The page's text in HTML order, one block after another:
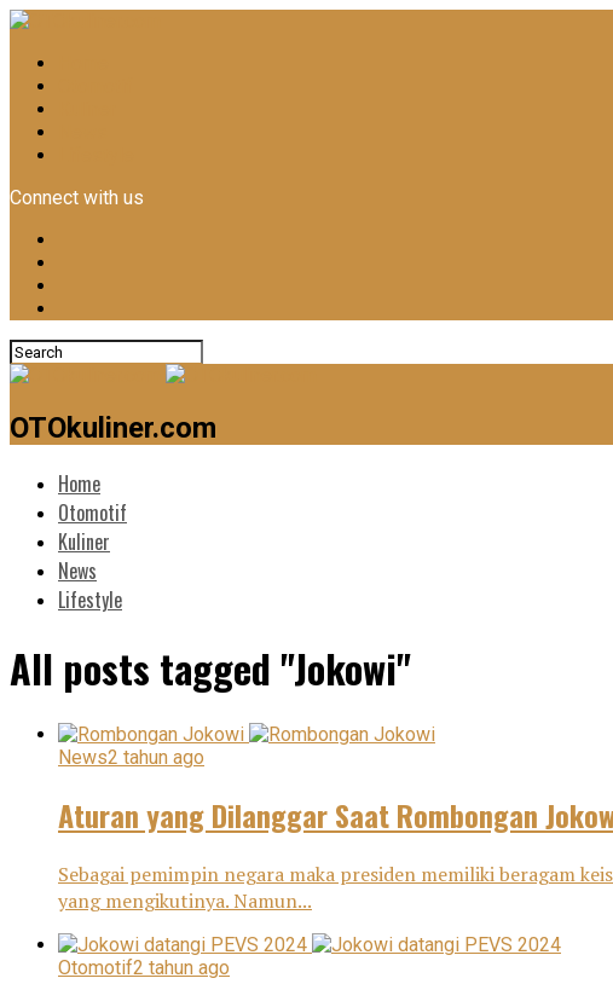
Connect with us
OTOkuliner.com
Home
Otomotif
Kuliner
News
Lifestyle
All posts tagged "Jokowi"
News2 tahun ago
Aturan yang Dilanggar Saat Rombongan
Sebagai pemimpin negara maka presiden memiliki beragam
yang mengikutinya. Namun...
Otomotif2 tahun ago